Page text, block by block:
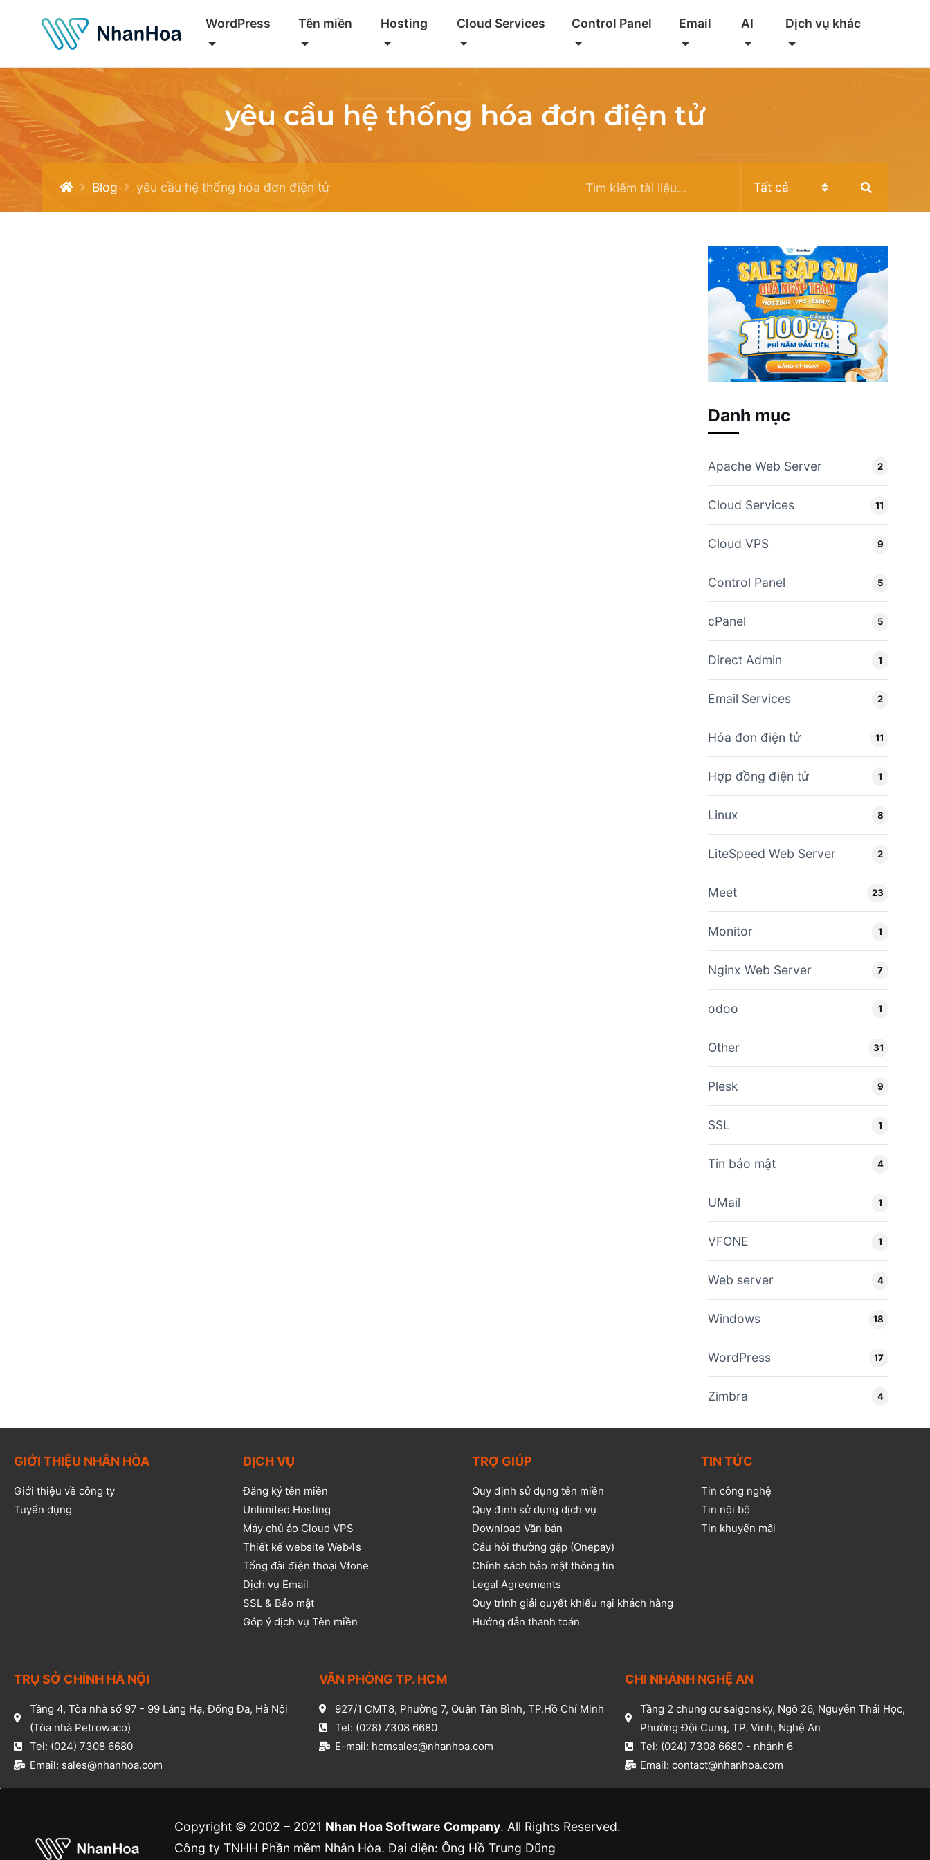
WordPress Tên miền Hosting Cloud Services Control Panel Email AI Dịch vụ khác
yêu cầu hệ thống hóa đơn điện tử
Blog yêu cầu hệ thống hóa đơn điện tử
Danh mục
Apache Web Server 2
Cloud Services 11
Cloud VPS 9
Control Panel 5
cPanel 5
Direct Admin 1
Email Services 2
Hóa đơn điện tử 11
Hợp đồng điện tử 1
Linux 8
LiteSpeed Web Server 2
Meet 23
Monitor 1
Nginx Web Server 7
odoo 1
Other 31
Plesk 9
SSL 1
Tin bảo mật 4
UMail 1
VFONE 1
Web server 4
Windows 18
WordPress 17
Zimbra 4
GIỚI THIỆU NHÂN HÒA
Giới thiệu về công ty
Tuyển dụng
DỊCH VỤ
Đăng ký tên miền
Unlimited Hosting
Máy chủ ảo Cloud VPS
Thiết kế website Web4s
Tổng đài điện thoại Vfone
Dịch vụ Email
SSL & Bảo mật
Góp ý dịch vụ Tên miền
TRỢ GIÚP
Quy định sử dụng tên miền
Quy định sử dụng dịch vụ
Download Văn bản
Câu hỏi thường gặp (Onepay)
Chính sách bảo mật thông tin
Legal Agreements
Quy trình giải quyết khiếu nại khách hàng
Hướng dẫn thanh toán
TIN TỨC
Tin công nghệ
Tin nội bộ
Tin khuyến mãi
TRỤ SỞ CHÍNH HÀ NỘI
Tầng 4, Tòa nhà số 97 - 99 Láng Hạ, Đống Đa, Hà Nội
(Tòa nhà Petrowaco)
Tel: (024) 7308 6680
Email: sales@nhanhoa.com
VĂN PHÒNG TP. HCM​
927/1 CMT8, Phường 7, Quận Tân Bình, TP.Hồ Chí Minh​
Tel: (028) 7308 6680​
E-mail: hcmsales@nhanhoa.com​
CHI NHÁNH NGHỆ AN​
Tầng 2 chung cư saigonsky, Ngõ 26, Nguyễn Thái Học,
Phường Đội Cung, TP. Vinh, Nghệ An​
Tel: (024) 7308 6680 - nhánh 6​
Email: contact@nhanhoa.com​
Copyright © 2002 – 2021 Nhan Hoa Software Company. All Rights Reserved.
Công ty TNHH Phần mềm Nhân Hòa. Đại diện: Ông Hồ Trung Dũng